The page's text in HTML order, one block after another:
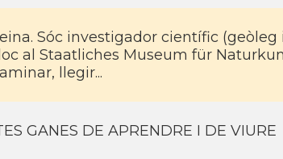
Sóc investigador cientí­fic (geòleg
al Staatliches Museum für
llegir...
GANES DE APRENDRE I DE VIURE